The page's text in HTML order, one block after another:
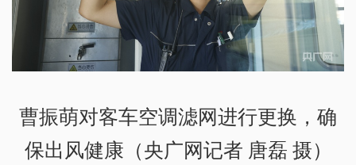
曹振萌对客车空调滤网进行更换，确
保出风健康（央广网记者 唐磊 摄）